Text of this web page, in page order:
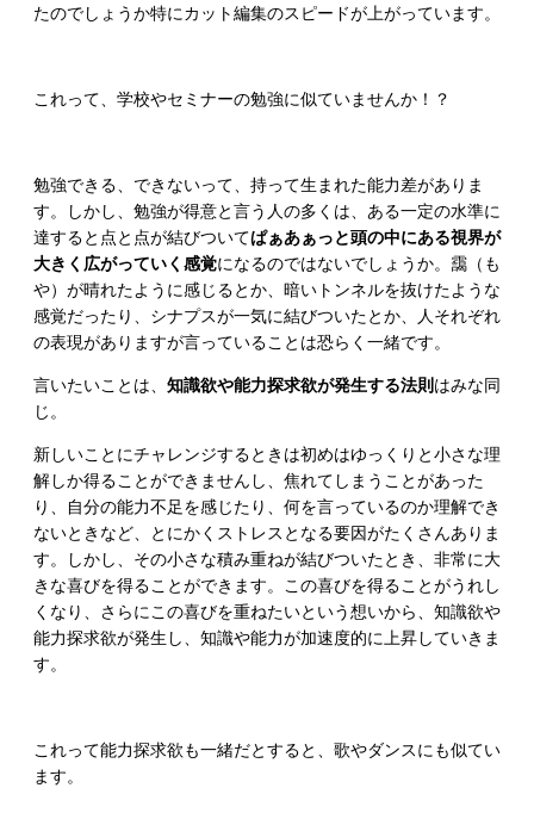
たのでしょうか特にカット編集のスピードが上がっています。
これって、学校やセミナーの勉強に似ていませんか！？
勉強できる、できないって、持って生まれた能力差がありま
す。しかし、勉強が得意と言う人の多くは、ある一定の水準に
達すると点と点が結びついてぱぁあぁっと頭の中にある視界が
大きく広がっていく感覚になるのではないでしょうか。靄（も
や）が晴れたように感じるとか、暗いトンネルを抜けたような
感覚だったり、シナプスが一気に結びついたとか、人それぞれ
の表現がありますが言っていることは恐らく一緒です。
言いたいことは、 知識欲や能力探求欲が発生する法則 はみな同
じ。
新しいことにチャレンジするときは初めはゆっくりと小さな理
解しか得ることができませんし、焦れてしまうことがあった
り、自分の能力不足を感じたり、何を言っているのか理解でき
ないときなど、とにかくストレスとなる要因がたくさんありま
す。しかし、その小さな積み重ねが結びついたとき、非常に大
きな喜びを得ることができます。この喜びを得ることがうれし
くなり、さらにこの喜びを重ねたいという想いから、知識欲や
能力探求欲が発生し、知識や能力が加速度的に上昇していきま
す。
これって能力探求欲も一緒だとすると、歌やダンスにも似てい
ます。